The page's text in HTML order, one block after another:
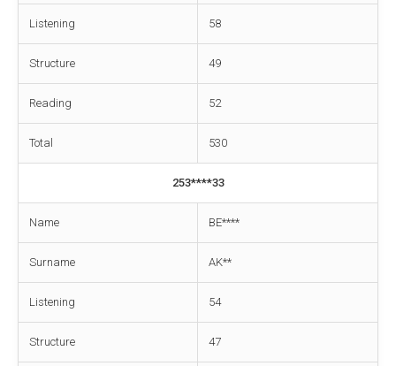
Listening 58
Structure 49
Reading 52
Total 530
253****33
Name BE****
Surname AK**
Listening 54
Structure 47